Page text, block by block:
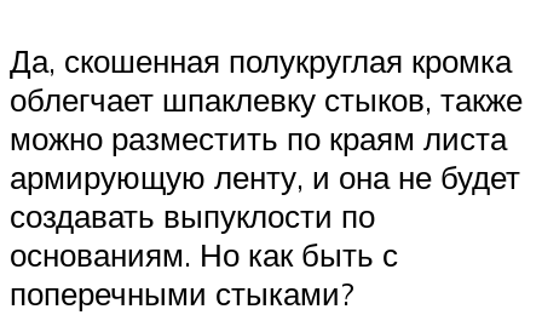
Да, скошенная полукруглая кромка
облегчает шпаклевку стыков, также
можно разместить по краям листа
армирующую ленту, и она не будет
создавать выпуклости по
основаниям. Но как быть с
поперечными стыками?